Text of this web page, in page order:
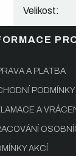
Velikost:
A PLATBA
PODMÍNKY
A
AKCÍ